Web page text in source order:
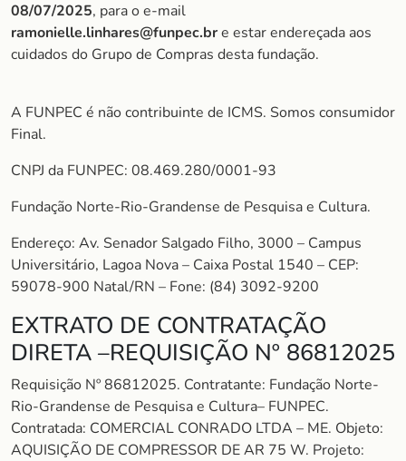
08/07/2025, para o e-mail
ramonielle.linhares@funpec.bre estar endereçada aos
cuidados do Grupo de Compras desta fundação.
A FUNPEC é não contribuinte de ICMS. Somos consumidor
Final.
CNPJ da FUNPEC: 08.469.280/0001-93
Fundação Norte-Rio-Grandense de Pesquisa e Cultura.
Endereço: Av. Senador Salgado Filho, 3000 – Campus
Universitário, Lagoa Nova – Caixa Postal 1540 – CEP:
59078-900 Natal/RN – Fone: (84) 3092-9200
EXTRATO DE CONTRATAÇÃO
DIRETA –REQUISIÇÃO Nº 86812025
Requisição Nº 86812025. Contratante: Fundação Norte-
Rio-Grandense de Pesquisa e Cultura– FUNPEC.
Contratada: COMERCIAL CONRADO LTDA – ME. Objeto:
AQUISIÇÃO DE COMPRESSOR DE AR 75 W. Projeto: